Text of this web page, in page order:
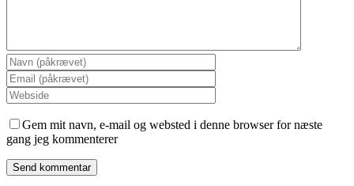
Gem mit navn, e-mail og websted i denne browser for næste
gang jeg kommenterer